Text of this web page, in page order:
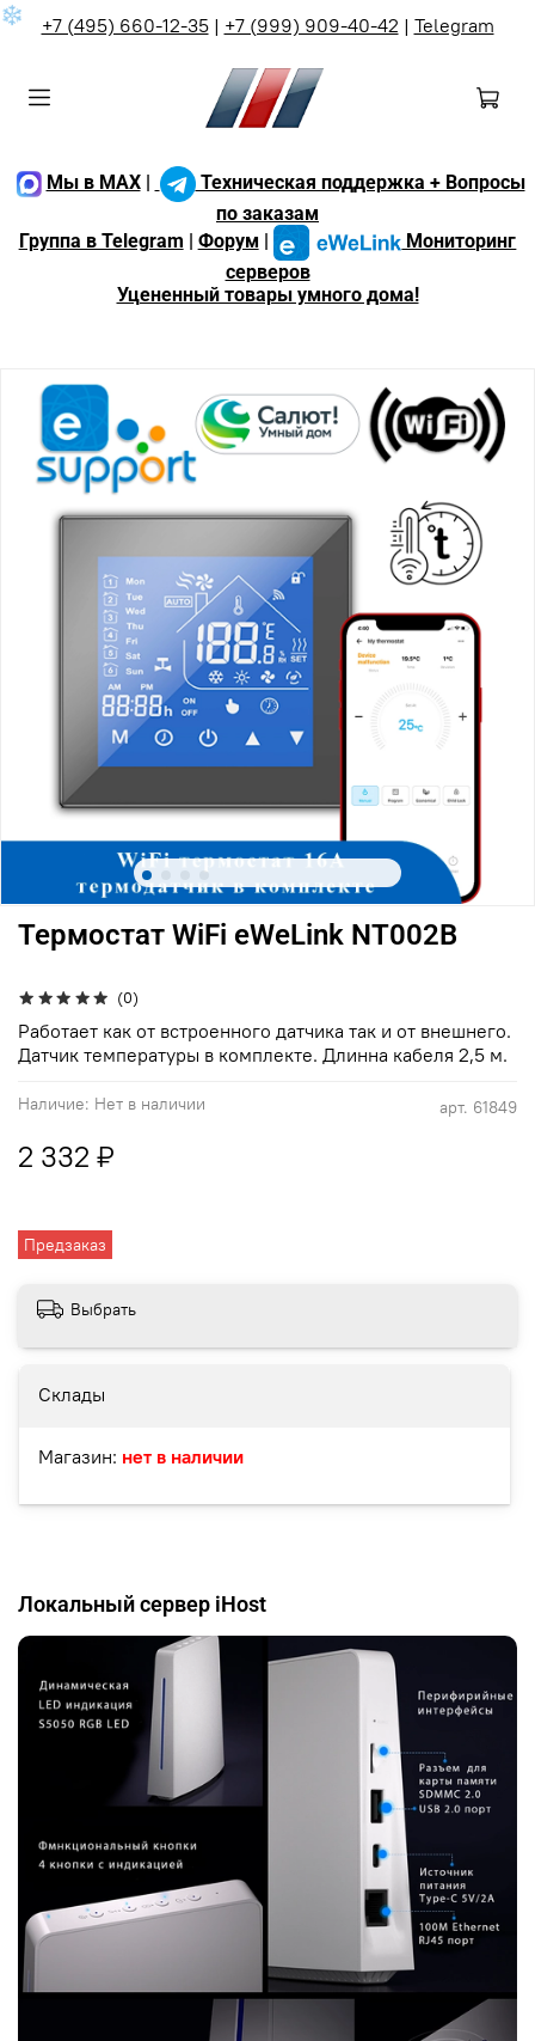
❄ +7 (495) 660-12-35| +7 (999) 909-40-42 | Telegram
Мы в MAX|
Техническая поддержка + Вопросы
по заказам
Группа в Telegram
Форум
Мониторинг
серверов
Уцененный товары умного дома!
(0)
арт. 61849
Наличие: Нет в наличии
Предзаказ
Термостат WiFi eWeLink NT002B
2 332 ₽
Работает как от встроенного датчика так и от внешнего.
Датчик температуры в комплекте. Длинна кабеля 2,5 м.
Склады
Магазин: нет в наличии
Выбрать
Локальный сервер iHost